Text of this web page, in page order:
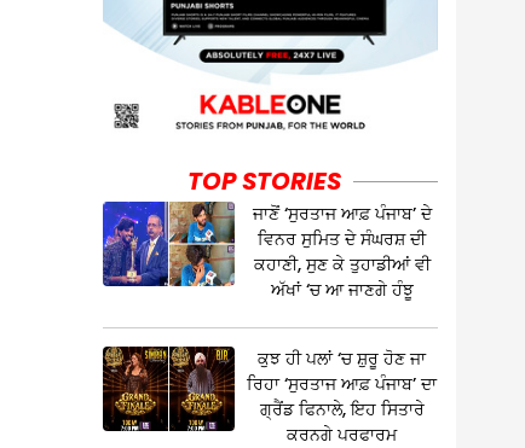
TOP STORIES
ਜਾਣੋਂ ‘ਸੁਰਤਾਜ ਆਫ਼ ਪੰਜਾਬ’ ਦੇ
ਵਿਨਰ ਸੁਮਿਤ ਦੇ ਸੰਘਰਸ਼ ਦੀ
ਕਹਾਣੀ, ਸੁਣ ਕੇ ਤੁਹਾਡੀਆਂ ਵੀ
ਅੱਖਾਂ ‘ਚ ਆ ਜਾਣਗੇ ਹੰਝੂ
ਕੁਝ ਹੀ ਪਲਾਂ ‘ਚ ਸ਼ੁਰੂ ਹੋਣ ਜਾ
ਰਿਹਾ ‘ਸੁਰਤਾਜ ਆਫ਼ ਪੰਜਾਬ’ ਦਾ
ਗ੍ਰੈਂਡ ਫਿਨਾਲੇ, ਇਹ ਸਿਤਾਰੇ
ਕਰਨਗੇ ਪਰਫਾਰਮ